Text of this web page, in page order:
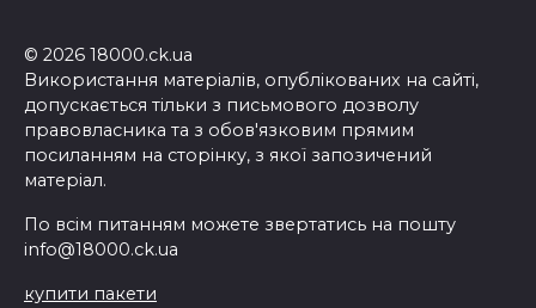
© 2026 18000.ck.ua
Використання матеріалів, опублікованих на сайті,
допускається тільки з письмового дозволу
правовласника та з обов'язковим прямим
посиланням на сторінку, з якої запозичений
матеріал.
По всім питанням можете звертатись на пошту
info@18000.ck.ua
купити пакети